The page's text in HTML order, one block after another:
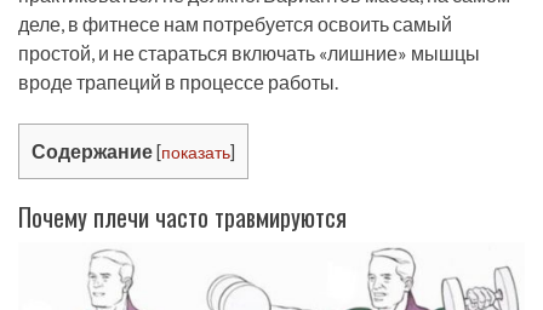
деле, в фитнесе нам потребуется освоить самый
простой, и не стараться включать «лишние» мышцы
вроде трапеций в процессе работы.
Содержание [показать]
Почему плечи часто травмируются